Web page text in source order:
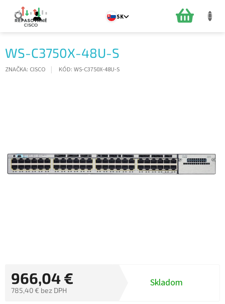
obsah
SK
WS-C3750X-48U-S
ZNAČKA: CISCO KÓD: WS-C3750X-48U-S
966,04 €
785,40 € bez DPH
Skladom